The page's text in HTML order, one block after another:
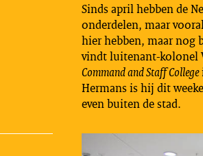
Sinds april hebben de
onderdelen, maar
hier hebben, maar nog
vindt luitenant-kolonel
Command and Staff College
Hermans is hij dit
even buiten de stad.